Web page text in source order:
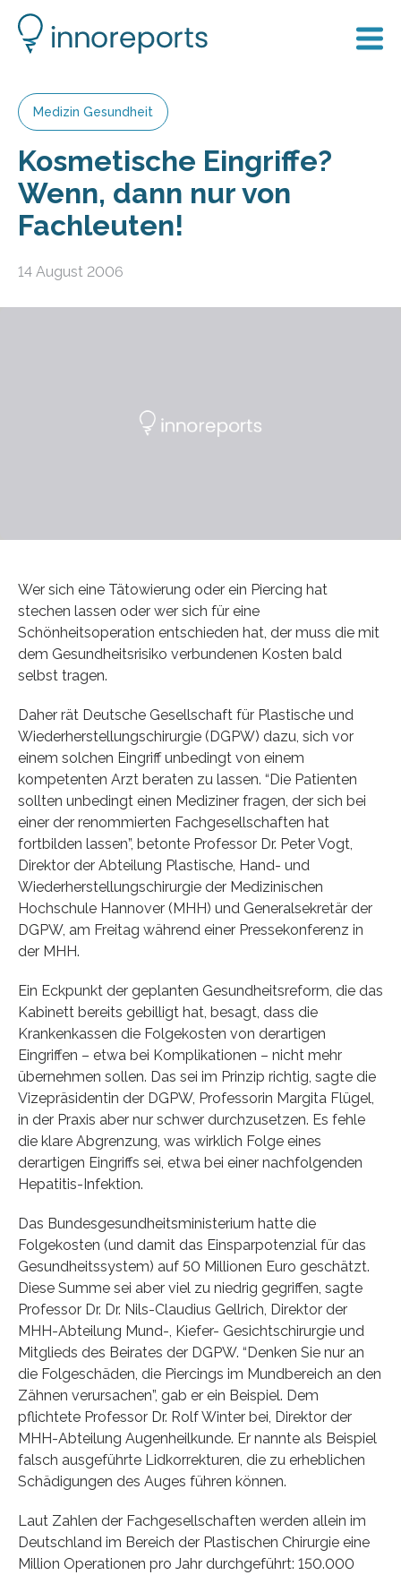
Medizin Gesundheit
Kosmetische Eingriffe?
Wenn, dann nur von
Fachleuten!
14 August 2006
Wer sich eine Tätowierung oder ein Piercing hat
stechen lassen oder wer sich für eine
Schönheitsoperation entschieden hat, der muss die mit
dem Gesundheitsrisiko verbundenen Kosten bald
selbst tragen.
Daher rät Deutsche Gesellschaft für Plastische und
Wiederherstellungschirurgie (DGPW) dazu, sich vor
einem solchen Eingriff unbedingt von einem
kompetenten Arzt beraten zu lassen. “Die Patienten
sollten unbedingt einen Mediziner fragen, der sich bei
einer der renommierten Fachgesellschaften hat
fortbilden lassen”, betonte Professor Dr. Peter Vogt,
Direktor der Abteilung Plastische, Hand- und
Wiederherstellungschirurgie der Medizinischen
Hochschule Hannover (MHH) und Generalsekretär der
DGPW, am Freitag während einer Pressekonferenz in
der MHH.
Ein Eckpunkt der geplanten Gesundheitsreform, die das
Kabinett bereits gebilligt hat, besagt, dass die
Krankenkassen die Folgekosten von derartigen
Eingriffen – etwa bei Komplikationen – nicht mehr
übernehmen sollen. Das sei im Prinzip richtig, sagte die
Vizepräsidentin der DGPW, Professorin Margita Flügel,
in der Praxis aber nur schwer durchzusetzen. Es fehle
die klare Abgrenzung, was wirklich Folge eines
derartigen Eingriffs sei, etwa bei einer nachfolgenden
Hepatitis-Infektion.
Das Bundesgesundheitsministerium hatte die
Folgekosten (und damit das Einsparpotenzial für das
Gesundheitssystem) auf 50 Millionen Euro geschätzt.
Diese Summe sei aber viel zu niedrig gegriffen, sagte
Professor Dr. Dr. Nils-Claudius Gellrich, Direktor der
MHH-Abteilung Mund-, Kiefer- Gesichtschirurgie und
Mitglieds des Beirates der DGPW. “Denken Sie nur an
die Folgeschäden, die Piercings im Mundbereich an den
Zähnen verursachen”, gab er ein Beispiel. Dem
pflichtete Professor Dr. Rolf Winter bei, Direktor der
MHH-Abteilung Augenheilkunde. Er nannte als Beispiel
falsch ausgeführte Lidkorrekturen, die zu erheblichen
Schädigungen des Auges führen können.
Laut Zahlen der Fachgesellschaften werden allein im
Deutschland im Bereich der Plastischen Chirurgie eine
Million Operationen pro Jahr durchgeführt: 150.000